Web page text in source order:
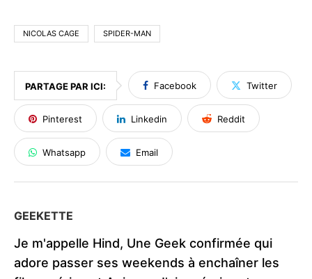
NICOLAS CAGE SPIDER-MAN
PARTAGE PAR ICI: Facebook Twitter
Pinterest Linkedin Reddit
Whatsapp Email
GEEKETTE
Je m'appelle Hind, Une Geek confirmée qui
adore passer ses weekends à enchaîner les